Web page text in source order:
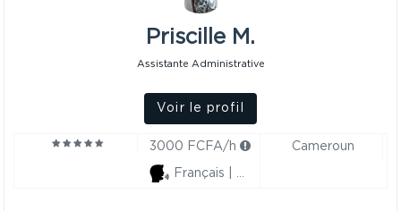
Priscille M.
Assistante Administrative
Voir le profil
3000 FCFA/h Cameroun
Français | Anglais